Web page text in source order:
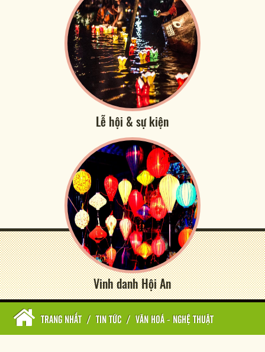
Lễ hội & sự kiện
Vinh danh Hội An
TRANG NHẤT / TIN TỨC / VĂN HOÁ - NGHỆ THUẬT